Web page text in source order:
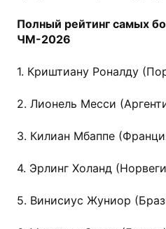
Полный рейтинг самых
ЧМ-2026
1. Криштиану Роналду
2. Лионель Месси
3. Килиан Мбаппе
4. Эрлинг Холанд
5. Винисиус Жуниор